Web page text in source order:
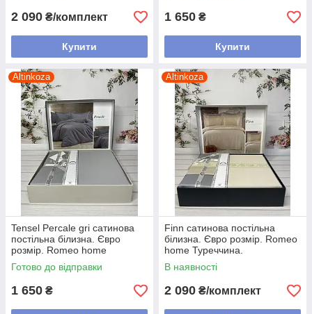
2 090 ₴/комплект
Купити
1 650 ₴
Купити
Altinkoza
Tensel Percale gri сатинова
постільна білизна. Євро
розмір. Romeo home
Туреччина.
Готово до відправки
1 650 ₴
Altinkoza
Finn сатинова постільна
білизна. Євро розмір. Romeo
home Туреччина.
В наявності
2 090 ₴/комплект